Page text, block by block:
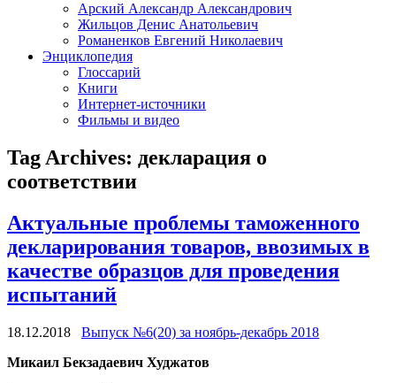
Арский Александр Александрович
Жильцов Денис Анатольевич
Романенков Евгений Николаевич
Энциклопедия
Глоссарий
Книги
Интернет-источники
Фильмы и видео
Tag Archives: декларация о
соответствии
Актуальные проблемы таможенного
декларирования товаров, ввозимых в
качестве образцов для проведения
испытаний
18.12.2018
Выпуск №6(20) за ноябрь-декабрь 2018
Микаил Бекзадаевич Худжатов